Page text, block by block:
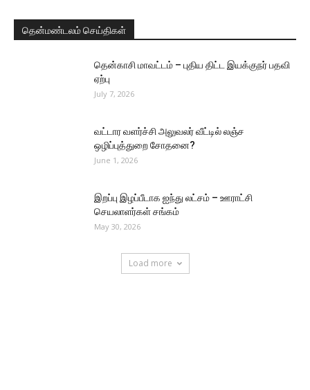
தென்மண்டலம் செய்திகள்
தென்காசி மாவட்டம் – புதிய திட்ட இயக்குநர் பதவி
ஏற்பு
July 7, 2026
வட்டார வளர்ச்சி அலுவலர் வீட்டில் லஞ்ச
ஒழிப்புத்துறை சோதனை?
June 1, 2026
இறப்பு இழப்பீடாக ஐந்து லட்சம் – ஊராட்சி
செயலாளர்கள் சங்கம்
May 30, 2026
Load more